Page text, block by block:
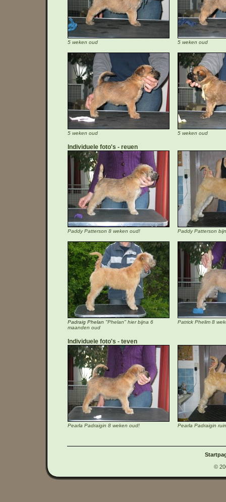
5 weken oud 5 weken oud
5 weken oud 5 weken oud
Individuele foto's reuen
Paddy Patterson 8 weken oud! Paddy Patterson
Padraig Phelan "Phelan" hier bijna 6
maanden oud
Patrick Phelim 8
Individuele foto's teven
Pearla Padraigin 8 weken oud! Pearla Padraigin
©